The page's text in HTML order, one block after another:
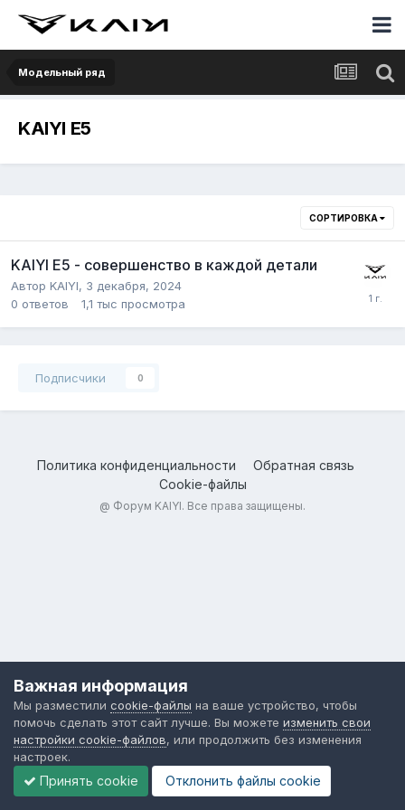
Модельный ряд
KAIYI E5
СОРТИРОВКА
KAIYI E5 - совершенство в каждой детали
Автор KAIYI, 3 декабря, 2024
0 ответов 1,1 тыс просмотра
Подписчики 0
Политика конфиденциальности
Обратная связь
Cookie-файлы
@ Форум KAIYI. Все права защищены.
Важная информация
Мы разместили cookie-файлы на ваше устройство, чтобы
помочь сделать этот сайт лучше. Вы можете изменить свои
настройки cookie-файлов, или продолжить без изменения
настроек.
Принять cookie Отклонить файлы сookie